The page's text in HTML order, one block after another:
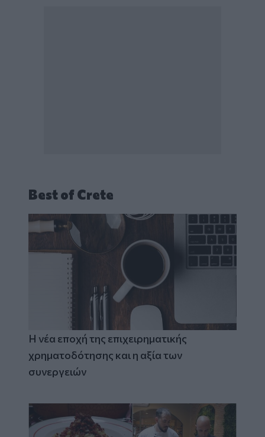
Best of Crete
Η νέα εποχή της επιχειρηματικής
χρηματοδότησης και η αξία των
συνεργειών